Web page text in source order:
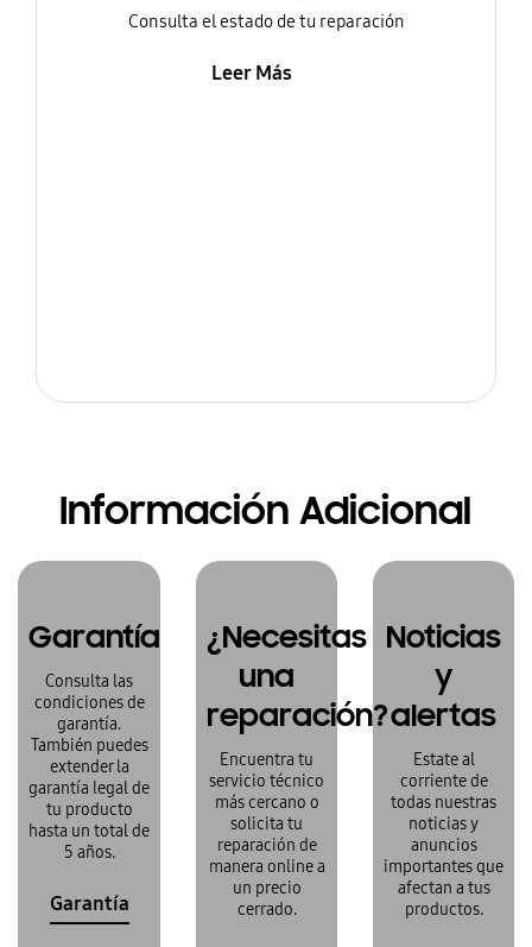
Consulta el estado de tu reparación
Leer Más
Información Adicional
Garantía
Consulta las
condiciones de
garantía.
También puedes
extender la
garantía legal de
tu producto
hasta un total de
5 años.
Garantía
¿Necesitas
una
reparación?
Encuentra tu
servicio técnico
más cercano o
solicita tu
reparación de
manera online a
un precio
cerrado.
Noticias
y
alertas
Estate al
corriente de
todas nuestras
noticias y
anuncios
importantes que
afectan a tus
productos.